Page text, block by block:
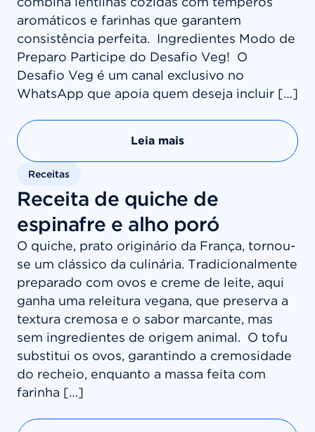
aromáticos e farinhas que garantem
consistência perfeita. Ingredientes Modo de
Preparo Participe do Desafio Veg! O
Desafio Veg é um canal exclusivo no
WhatsApp que apoia quem deseja incluir […]
Leia mais
Receitas
Receita de quiche de
espinafre e alho poró
O quiche, prato originário da França, tornou-
se um clássico da culinária. Tradicionalmente
preparado com ovos e creme de leite, aqui
ganha uma releitura vegana, que preserva a
textura cremosa e o sabor marcante, mas
sem ingredientes de origem animal. O tofu
substitui os ovos, garantindo a cremosidade
do recheio, enquanto a massa feita com
farinha […]